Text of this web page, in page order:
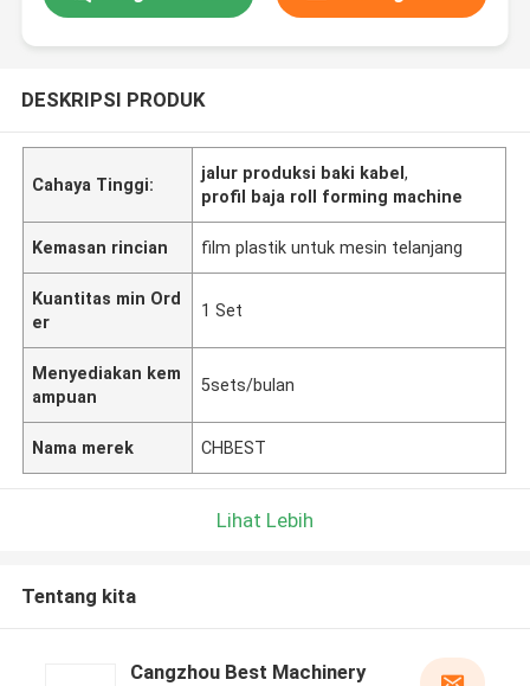
DESKRIPSI PRODUK
Cahaya Tinggi:
jalur produksi baki kabel,
profil baja roll forming machine
Kemasan rincian film plastik untuk mesin telanjang
Kuantitas min Ord
er
1 Set
Menyediakan kem
ampuan
5sets/bulan
Nama merek CHBEST
Lihat Lebih
Tentang kita
Cangzhou Best Machinery